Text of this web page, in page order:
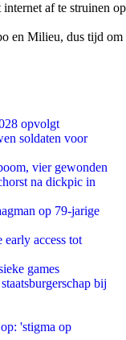
af te struinen op
en Milieu, dus tijd om
opvolgt
soldaten voor
vier gewonden
na dickpic in
op 79-jarige
access tot
games
bij
'stigma op